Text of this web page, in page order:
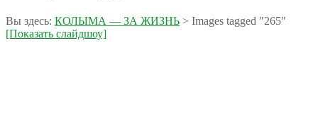
Вы здесь: КОЛЫМА — ЗА ЖИЗНЬ > Images tagged "265"
[Показать слайдшоу]